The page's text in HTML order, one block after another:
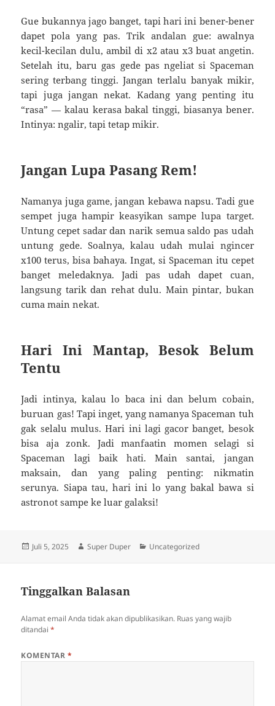
Gue bukannya jago banget, tapi hari ini bener-bener
dapet pola yang pas. Trik andalan gue: awalnya
kecil-kecilan dulu, ambil di x2 atau x3 buat angetin.
Setelah itu, baru gas gede pas ngeliat si Spaceman
sering terbang tinggi. Jangan terlalu banyak mikir,
tapi juga jangan nekat. Kadang yang penting itu
“rasa” — kalau kerasa bakal tinggi, biasanya bener.
Intinya: ngalir, tapi tetap mikir.
Jangan Lupa Pasang Rem!
Namanya juga game, jangan kebawa napsu. Tadi gue
sempet juga hampir keasyikan sampe lupa target.
Untung cepet sadar dan narik semua saldo pas udah
untung gede. Soalnya, kalau udah mulai ngincer
x100 terus, bisa bahaya. Ingat, si Spaceman itu cepet
banget meledaknya. Jadi pas udah dapet cuan,
langsung tarik dan rehat dulu. Main pintar, bukan
cuma main nekat.
Hari Ini Mantap, Besok Belum
Tentu
Jadi intinya, kalau lo baca ini dan belum cobain,
buruan gas! Tapi inget, yang namanya Spaceman tuh
gak selalu mulus. Hari ini lagi gacor banget, besok
bisa aja zonk. Jadi manfaatin momen selagi si
Spaceman lagi baik hati. Main santai, jangan
maksain, dan yang paling penting: nikmatin
serunya. Siapa tau, hari ini lo yang bakal bawa si
astronot sampe ke luar galaksi!
Diposkan
Juli 5, 2025 Penulis
Super Duper Kategori
Uncategorized
Tinggalkan Balasan
Alamat email Anda tidak akan dipublikasikan. Ruas yang wajib
ditandai*
KOMENTAR *